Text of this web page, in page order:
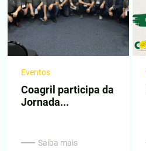
Eventos
Coagril participa da
Jornada...
Saiba mais